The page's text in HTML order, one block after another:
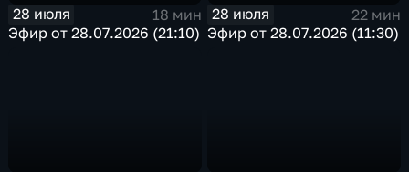
28 июля
18 мин
Эфир от 28.07.2026 (21:10)
28 июля
22 мин
Эфир от 28.07.2026 (11:30)